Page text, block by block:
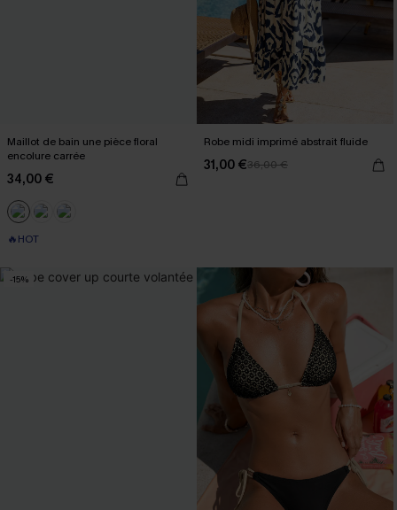
Maillot de bain une pièce floral
encolure carrée
34,00 €
🔥HOT
Robe midi imprimé abstrait fluide
31,00 €36,00 €
-15%